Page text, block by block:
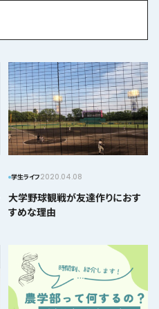
学生ライフ2020.04.08
大学野球観戦が友達作りにおす
すめな理由